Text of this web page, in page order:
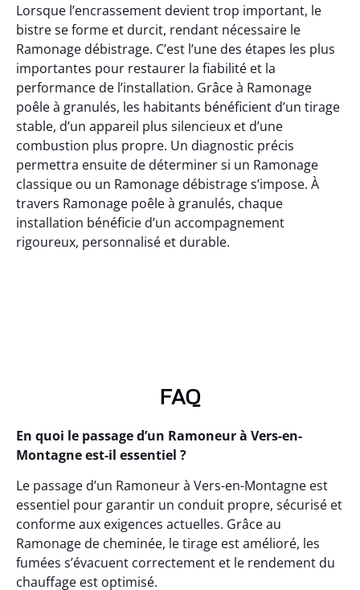
Lorsque l’encrassement devient trop important, le
bistre se forme et durcit, rendant nécessaire le
Ramonage débistrage. C’est l’une des étapes les plus
importantes pour restaurer la fiabilité et la
performance de l’installation. Grâce à Ramonage
poêle à granulés, les habitants bénéficient d’un tirage
stable, d’un appareil plus silencieux et d’une
combustion plus propre. Un diagnostic précis
permettra ensuite de déterminer si un Ramonage
classique ou un Ramonage débistrage s’impose. À
travers Ramonage poêle à granulés, chaque
installation bénéficie d’un accompagnement
rigoureux, personnalisé et durable.
FAQ
En quoi le passage d’un Ramoneur à Vers-en-
Montagne est-il essentiel ?
Le passage d’un Ramoneur à Vers-en-Montagne est
essentiel pour garantir un conduit propre, sécurisé et
conforme aux exigences actuelles. Grâce au
Ramonage de cheminée, le tirage est amélioré, les
fumées s’évacuent correctement et le rendement du
chauffage est optimisé.